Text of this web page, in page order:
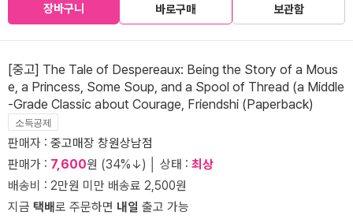
장바구니 바로구매 보관함
[중고] The Tale of Despereaux: Being the Story of a Mous
e, a Princess, Some Soup, and a Spool of Thread (a Middle
-Grade Classic about Courage, Friendshi (Paperback)
소득공제
판매자 : 중고매장 창원상남점
판매가 : 7,600원 (34%↓) │ 상태 : 최상
배송비 : 2만원 미만 배송료 2,500원
지금 택배로 주문하면 내일 출고 가능